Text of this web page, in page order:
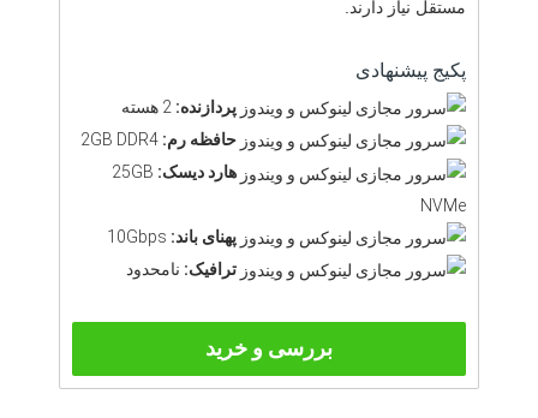
مستقل نیاز دارند.
پکیج پیشنهادی
پردازنده:
حافظه رم:
هارد دیسک: 25GB
NVMe
پهنای باند:
ترافیک: نامحدود
بررسی و خرید